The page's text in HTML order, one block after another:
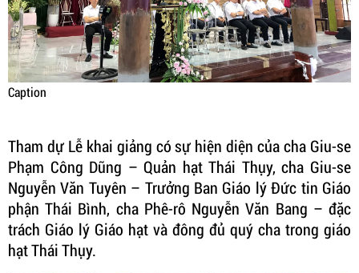
Caption
Tham dự Lễ khai giảng có sự hiện diện của cha Giu-se
Phạm Công Dũng – Quản hạt Thái Thụy, cha Giu-se
Nguyễn Văn Tuyên – Trưởng Ban Giáo lý Đức tin Giáo
phận Thái Bình, cha Phê-rô Nguyễn Văn Bang – đặc
trách Giáo lý Giáo hạt và đông đủ quý cha trong giáo
hạt Thái Thụy.